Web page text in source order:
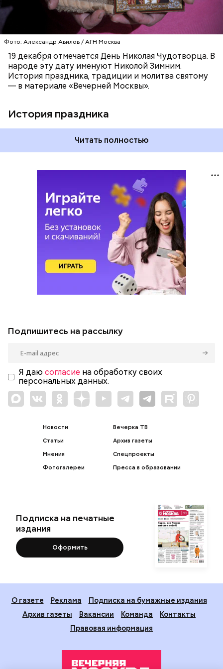
Фото: Александр Авилов / АГН Москва
19 декабря отмечается День Николая Чудотворца. В
народе эту дату именуют Николой Зимним.
История праздника, традиции и молитва святому
— в материале «Вечерней Москвы».
История праздника
Читать полностью
Подпишитесь на рассылку
Я даю согласие на обработку своих
персональных данных.
Новости
Статьи
Мнения
Фотогалереи
Вечерка ТВ
Архив газеты
Спецпроекты
Пресса в образовании
Подписка на печатные
издания
Оформить
О газете Реклама
Подписка на бумажные издания
Архив газеты
Вакансии Команда
Контакты
Правовая информация